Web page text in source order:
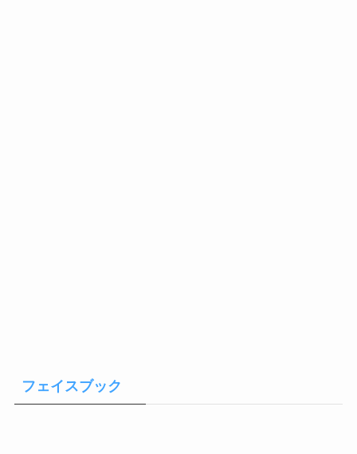
フェイスブック